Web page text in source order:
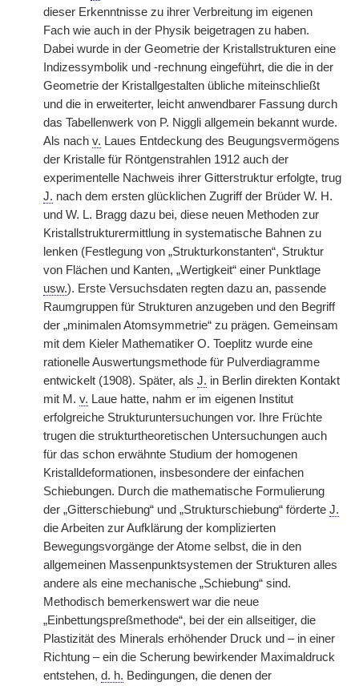
dieser Erkenntnisse zu ihrer Verbreitung im eigenen
Fach wie auch in der Physik beigetragen zu haben.
Dabei wurde in der Geometrie der Kristallstrukturen eine
Indizessymbolik und -rechnung eingeführt, die die in der
Geometrie der Kristallgestalten übliche miteinschließt
und die in erweiterter, leicht anwendbarer Fassung durch
das Tabellenwerk von P. Niggli allgemein bekannt wurde.
Als nach v. Laues Entdeckung des Beugungsvermögens
der Kristalle für Röntgenstrahlen 1912 auch der
experimentelle Nachweis ihrer Gitterstruktur erfolgte, trug
J. nach dem ersten glücklichen Zugriff der Brüder W. H.
und W. L. Bragg dazu bei, diese neuen Methoden zur
Kristallstrukturermittlung in systematische Bahnen zu
lenken (Festlegung von „Strukturkonstanten“, Struktur
von Flächen und Kanten, „Wertigkeit“ einer Punktlage
usw.). Erste Versuchsdaten regten dazu an, passende
Raumgruppen für Strukturen anzugeben und den Begriff
der „minimalen Atomsymmetrie“ zu prägen. Gemeinsam
mit dem Kieler Mathematiker O. Toeplitz wurde eine
rationelle Auswertungsmethode für Pulverdiagramme
entwickelt (1908). Später, als J. in Berlin direkten Kontakt
mit M. v. Laue hatte, nahm er im eigenen Institut
erfolgreiche Strukturuntersuchungen vor. Ihre Früchte
trugen die strukturtheoretischen Untersuchungen auch
für das schon erwähnte Studium der homogenen
Kristalldeformationen, insbesondere der einfachen
Schiebungen. Durch die mathematische Formulierung
der „Gitterschiebung“ und „Strukturschiebung“ förderte J.
die Arbeiten zur Aufklärung der komplizierten
Bewegungsvorgänge der Atome selbst, die in den
allgemeinen Massenpunktsystemen der Strukturen alles
andere als eine mechanische „Schiebung“ sind.
Methodisch bemerkenswert war die neue
„Einbettungspreßmethode“, bei der ein allseitiger, die
Plastizität des Minerals erhöhender Druck und – in einer
Richtung – ein die Scherung bewirkender Maximaldruck
entstehen, d. h. Bedingungen, die denen der